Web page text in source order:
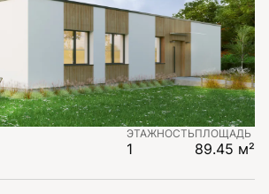
ЭТАЖНОСТЬ
1
ПЛОЩАДЬ
89.45 м²